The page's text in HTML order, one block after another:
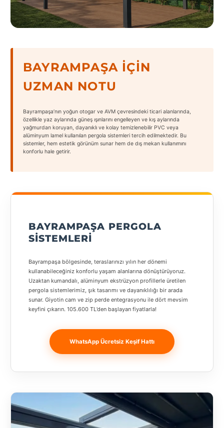
BAYRAMPAŞA İÇIN
UZMAN NOTU
Bayrampaşa’nın yoğun otogar ve AVM çevresindeki ticari alanlarında,
özellikle yaz aylarında güneş ışınlarını engelleyen ve kış aylarında
yağmurdan koruyan, dayanıklı ve kolay temizlenebilir PVC veya
alüminyum lamel kullanılan pergola sistemleri tercih edilmektedir. Bu
sistemler, hem estetik görünüm sunar hem de dış mekan kullanımını
konforlu hale getirir.
BAYRAMPAŞA PERGOLA
SISTEMLERI
Bayrampaşa bölgesinde, teraslarınızı yılın her dönemi
kullanabileceğiniz konforlu yaşam alanlarına dönüştürüyoruz.
Uzaktan kumandalı, alüminyum ekstrüzyon profillerle üretilen
pergola sistemlerimiz, şık tasarımı ve dayanıklılığı bir arada
sunar. Giyotin cam ve zip perde entegrasyonu ile dört mevsim
keyfini çıkarın. 105.600 TL’den başlayan fiyatlarla!
WhatsApp Ücretsiz Keşif Hattı
United
States
Tüm
Adana
Adıyaman
Balıkesir
Banja
Luka
Bingöl
Bitlis
Herzegovina
București
Bulgaristan
Bursa
Çanakkale